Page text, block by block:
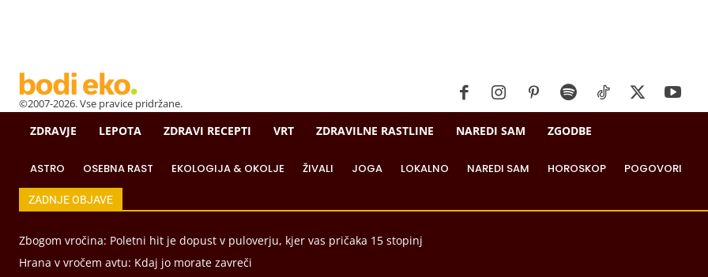
©2007-2026. Vse pravice pridržane.
ZDRAVJE LEPOTA ZDRAVI RECEPTI VRT ZDRAVILNE RASTLINE NAREDI SAM ZGODBE
ASTRO OSEBNA RAST EKOLOGIJA & OKOLJE ŽIVALI JOGA LOKALNO NAREDI SAM HOROSKOP POGOVORI
ZADNJE OBJAVE
Zbogom vročina: Poletni hit je dopust v puloverju, kjer vas pričaka 15 stopinj
Hrana v vročem avtu: Kdaj jo morate zavreči